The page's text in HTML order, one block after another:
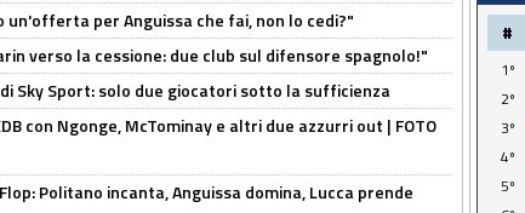
un'offerta per Anguissa che fai, non lo cedi?"
verso la cessione: due club sul difensore spagnolo!"
Sky Sport: solo due giocatori sotto la sufficienza
con Ngonge, McTominay e altri due azzurri out | FOTO
Politano incanta, Anguissa domina, Lucca prende
#
1º
2º
3º
4º
5º